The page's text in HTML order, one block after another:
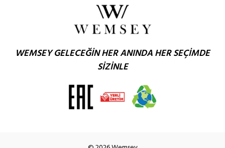
WEMSEY GELECEĞİN HER ANINDA HER SEÇİMDE
SİZİNLE